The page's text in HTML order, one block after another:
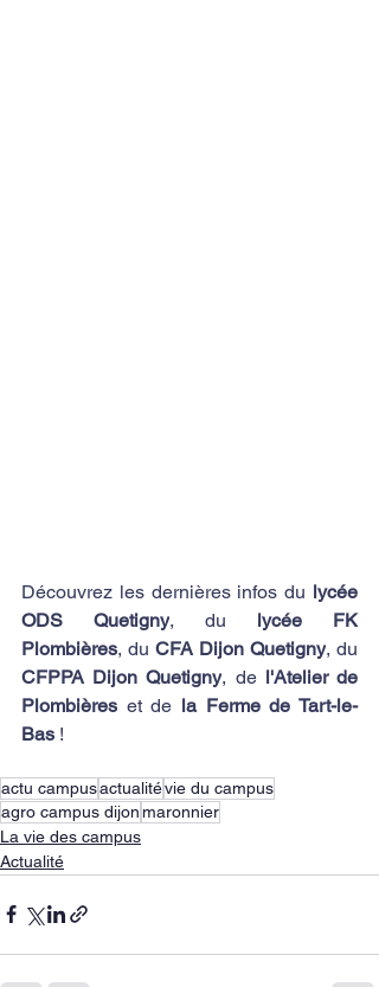
Découvrez les dernières infos du lycée
ODS Quetigny, du lycée FK
Plombières, du CFA Dijon Quetigny
CFPPA Dijon Quetigny, de l'Atelier de
Plombières et de la Ferme de Tart-le-
Bas !
actu campusactualitévie du campus
agro campus dijon maronnier
La vie des campus
Actualité